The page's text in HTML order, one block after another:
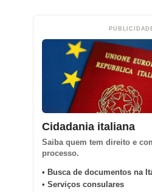
Cidadania italiana
Saiba quem tem direito e
processo.
• Busca de documentos na
• Serviços consulares